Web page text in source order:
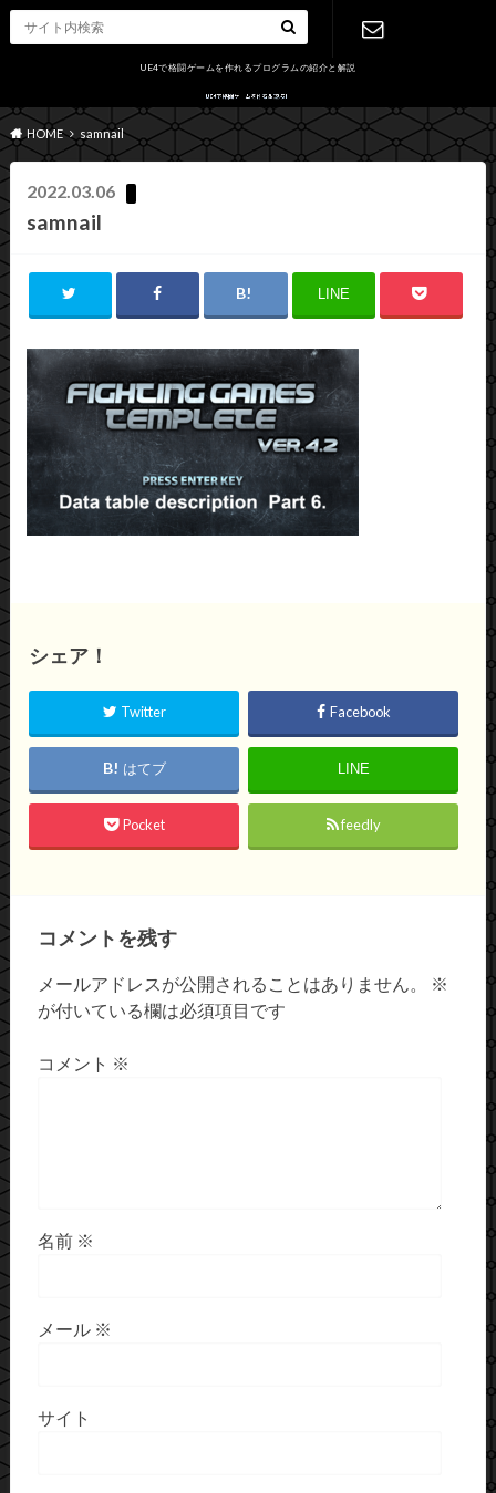
UE4で格闘ゲームを作れるプログラムの紹介と解説
せ
HOME samnail
2022.03.06
samnail
LINE
シェア！
Twitter Facebook
はてブ LINE
Pocket feedly
コメントを残す
メールアドレスが公開されることはありません。
※
が付いている欄は必須項目です
コメント ※
名前 ※
メール ※
サイト